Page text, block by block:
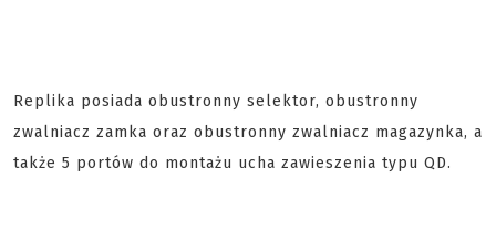
Replika posiada obustronny selektor, obustronny
zwalniacz zamka oraz obustronny zwalniacz magazynka, a
także 5 portów do montażu ucha zawieszenia typu QD.